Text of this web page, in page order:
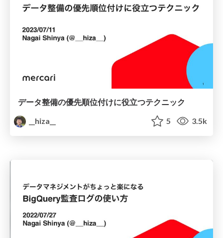
データ整備の優先順位付けに役立つテクニック
__hiza__
5 3.5k